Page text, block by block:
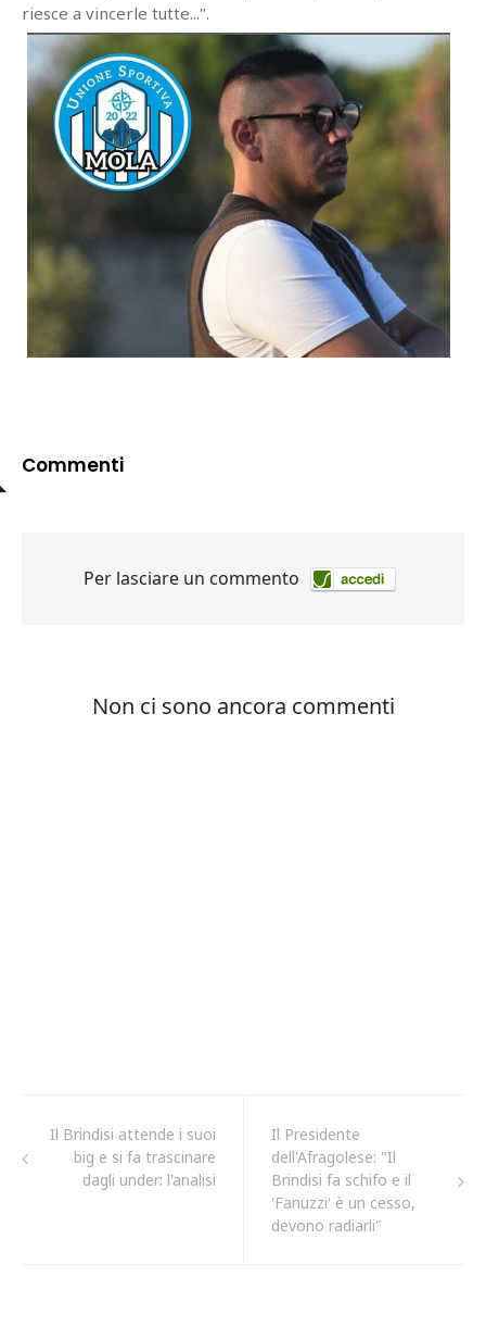
riesce a vincerle tutte...".
Commenti
Il Brindisi attende i suoi
big e si fa trascinare
dagli under: l'analisi
Il Presidente
dell'Afragolese: "Il
Brindisi fa schifo e il
'Fanuzzi' è un cesso,
devono radiarli"